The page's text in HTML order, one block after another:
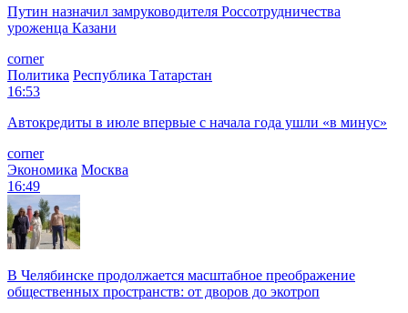
Путин назначил замруководителя Россотрудничества
уроженца Казани
corner
Политика Республика Татарстан
16:53
Автокредиты в июле впервые с начала года ушли «в минус»
corner
Экономика Москва
16:49
В Челябинске продолжается масштабное преображение
общественных пространств: от дворов до экотроп